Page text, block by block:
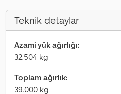
Teknik detaylar
Azami yük ağırlığı:
32.504 kg
Toplam ağırlık:
39.000 kg